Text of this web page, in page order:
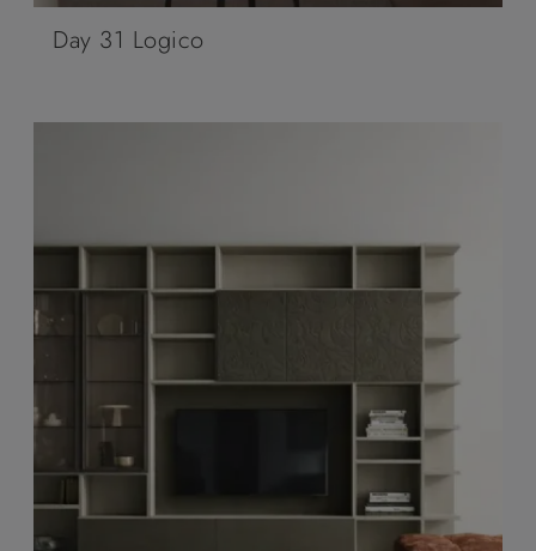
Day 31 Logico